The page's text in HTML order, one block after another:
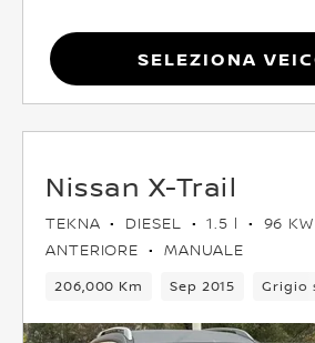
Seleziona
Nissan X-Trail
TEKNA DIESEL 1.5 l
96
ANTERIORE
MANUALE
206,000 Km Sep 2015 Grigio